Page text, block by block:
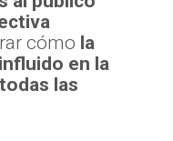
cómo la
en la
las